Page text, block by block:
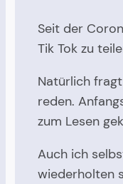
Seit der
Tik Tok zu
Natürlich
reden.
zum Lesen
Auch ich
wiederholten